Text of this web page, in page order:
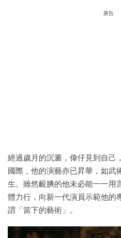
廣告
經過歲月的沉澱，偉仔見到自己
國際，他的演藝亦已昇華，如武
生。雖然靦腆的他未必能一一用
體力行，向新一代演員示範他的
謂「當下的藝術」。